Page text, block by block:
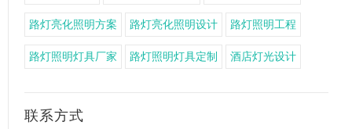
路灯亮化照明方案 路灯亮化照明设计 路灯照明工程
路灯照明灯具厂家 路灯照明灯具定制 酒店灯光设计
联系方式